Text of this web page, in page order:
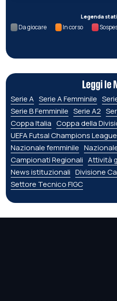
Legenda
Da giocare In corso
Leggi le
Serie A Serie A Femminile
Serie B Femminile Serie A2
Coppa Italia Coppa della
UEFA Futsal Champions League
Nazionale femminile
Campionati Regionali Attività
News istituzionali Divisione
Settore Tecnico FIGC